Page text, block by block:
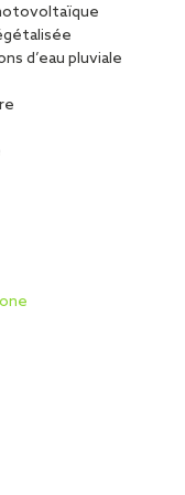
d’eau pluviale